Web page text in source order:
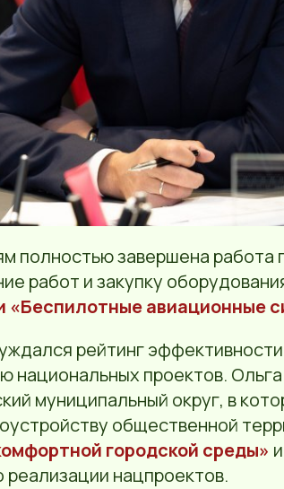
полностью завершена работа
работ и закупку
«Беспилотные авиационные
рейтинг
национальных проектов.
муниципальный округ, в
общественной
городской среды»
реализации нацпроектов.